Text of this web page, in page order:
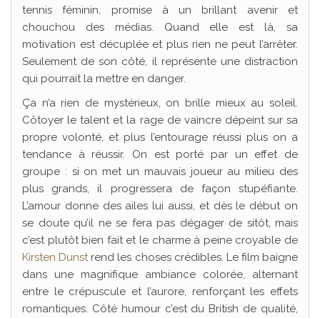
tennis féminin, promise à un brillant avenir et
chouchou des médias. Quand elle est là, sa
motivation est décuplée et plus rien ne peut l’arrêter.
Seulement de son côté, il représente une distraction
qui pourrait la mettre en danger.
Ça n’a rien de mystérieux, on brille mieux au soleil.
Côtoyer le talent et la rage de vaincre dépeint sur sa
propre volonté, et plus l’entourage réussi plus on a
tendance à réussir. On est porté par un effet de
groupe : si on met un mauvais joueur au milieu des
plus grands, il progressera de façon stupéfiante.
L’amour donne des ailes lui aussi, et dès le début on
se doute qu’il ne se fera pas dégager de sitôt, mais
c’est plutôt bien fait et le charme à peine croyable de
Kirsten Dunstrend les choses crédibles. Le film baigne
dans une magnifique ambiance colorée, alternant
entre le crépuscule et l’aurore, renforçant les effets
romantiques. Côté humour c’est du British de qualité,